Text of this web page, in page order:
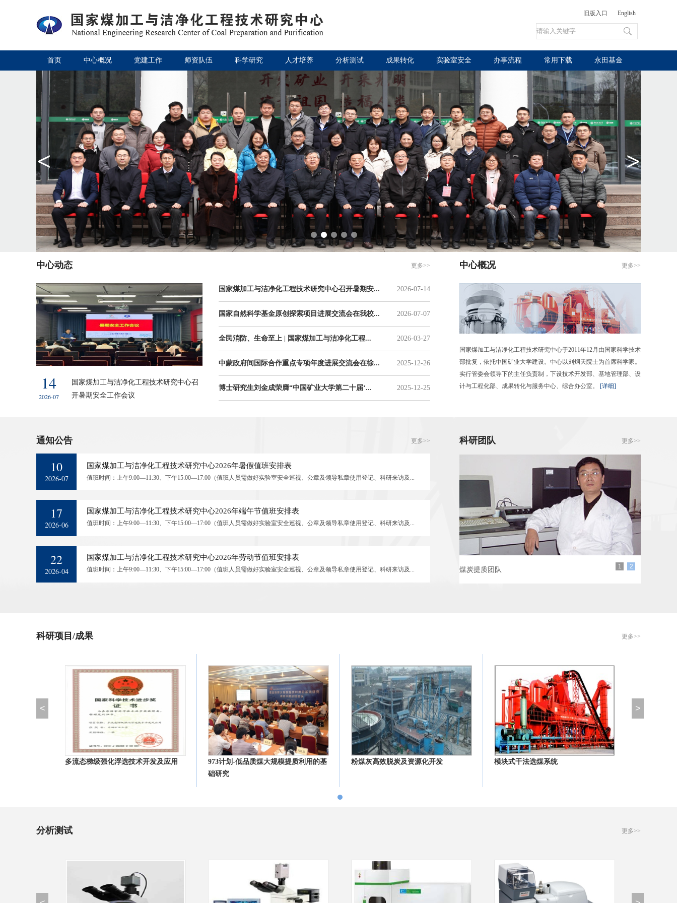
旧版入口 English
首页 中心概况 党建工作 师资队伍 科学研究 人才培养 分析测试 成果转化 实验室安全 办事流程 常用下载 永田基金
< >
中心动态 更多>>
14
2026-07
国家煤加工与洁净化工程技术研究中心召
开暑期安全工作会议
国家煤加工与洁净化工程技术研究中心召开暑期安... 2026-07-14
国家自然科学基金原创探索项目进展交流会在我校... 2026-07-07
全民消防、生命至上 | 国家煤加工与洁净化工程... 2026-03-27
中蒙政府间国际合作重点专项年度进展交流会在徐... 2025-12-26
博士研究生刘金成荣膺“中国矿业大学第二十届‘... 2025-12-25
中心概况 更多>>
国家煤加工与洁净化工程技术研究中心于2011年12月由国家科学技术
部批复，依托中国矿业大学建设。中心以刘炯天院士为首席科学家。
实行管委会领导下的主任负责制，下设技术开发部、基地管理部、设
计与工程化部、成果转化与服务中心、综合办公室。
[详细]
通知公告 更多>>
10
2026-07
国家煤加工与洁净化工程技术研究中心2026年暑假值班安排表
值班时间：上午9:00—11:30、下午15:00—17:00（值班人员需做好实验室安全巡视、公章及领导私章使用登记、科研来访及...
17
2026-06
国家煤加工与洁净化工程技术研究中心2026年端午节值班安排表
值班时间：上午9:00—11:30、下午15:00—17:00（值班人员需做好实验室安全巡视、公章及领导私章使用登记、科研来访及...
22
2026-04
国家煤加工与洁净化工程技术研究中心2026年劳动节值班安排表
值班时间：上午9:00—11:30、下午15:00—17:00（值班人员需做好实验室安全巡视、公章及领导私章使用登记、科研来访及...
科研团队 更多>>
1 2
煤炭提质团队
科研项目/成果 更多>>
多流态梯级强化浮选技术开发及应用
973计划-低品质煤大规模提质利用的基
础研究
粉煤灰高效脱炭及资源化开发 模块式干法选煤系统
< >
分析测试 更多>>